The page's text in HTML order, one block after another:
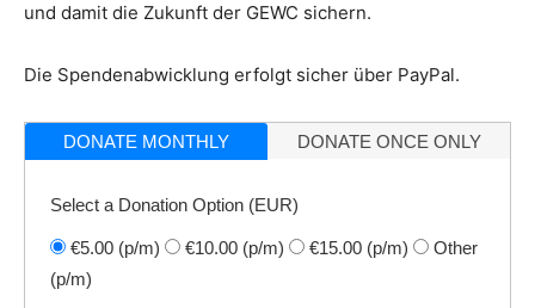
und damit die Zukunft der GEWC sichern.
Die Spendenabwicklung erfolgt sicher über PayPal.
DONATE MONTHLY DONATE ONCE ONLY
Select a Donation Option (EUR)
€5.00 (p/m) €10.00 (p/m) €15.00 (p/m)
Other
(p/m)